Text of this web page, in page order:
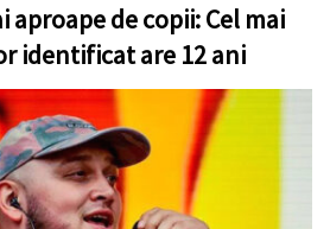
de copii: Cel mai
identificat are 12 ani